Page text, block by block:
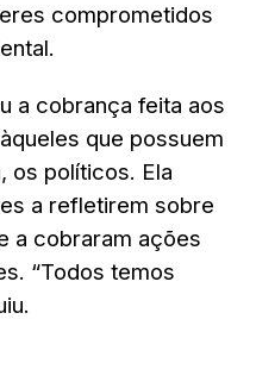
comprometidos
a cobrança feita aos
que possuem
os políticos. Ela
a refletirem sobre
a cobraram ações
“Todos temos